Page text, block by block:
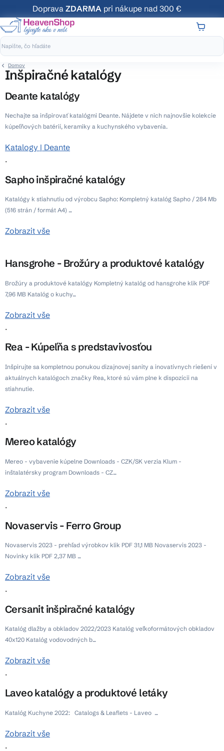
na
obsah
Doprava ZDARMA pri nákupe nad 300 €
Domov
Inšpiračné katalógy
Deante katalógy
Nechajte sa inšpirovať katalógmi Deante. Nájdete v nich najnovšie kolekcie
kúpeľňových batérií, keramiky a kuchynského vybavenia.
Katalogy | Deante
.
Sapho inšpiračné katalógy
Katalógy k stiahnutiu od výrobcu Sapho: Kompletný katalóg Sapho / 284 Mb
(516 strán / formát A4) ...
Zobrazit vše
Hansgrohe - Brožúry a produktové katalógy
Brožúry a produktové katalógy Kompletný katalóg od hansgrohe klik PDF
7,96 MB Katalóg o kuchy...
Zobrazit vše
.
Rea - Kúpeľňa s predstavivosťou
Inšpirujte sa kompletnou ponukou dizajnovej sanity a inovatívnych riešení v
aktuálnych katalógoch značky Rea, ktoré sú vám plne k dispozícii na
stiahnutie.
Zobrazit vše
.
Mereo katalógy
Mereo - vybavenie kúpelne Downloads - CZK/SK verzia Klum -
inštalatérsky program Downloads - CZ...
Zobrazit vše
.
Novaservis - Ferro Group
Novaservis 2023 - prehľad výrobkov klik PDF 31,1 MB Novaservis 2023 -
Novinky klik PDF 2,37 MB ...
Zobrazit vše
.
Cersanit inšpiračné katalógy
Katalóg dlažby a obkladov 2022/2023 Katalóg veľkoformátových obkladov
40x120 Katalóg vodovodných b...
Zobrazit vše
.
Laveo katalógy a produktové letáky
Katalóg Kuchyne 2022: Catalogs & Leaflets - Laveo ...
Zobrazit vše
.